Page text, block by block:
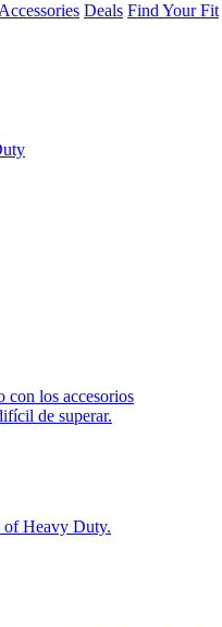
Accessories Deals Find Your Fit
los accesorios
de superar.
of Heavy Duty.